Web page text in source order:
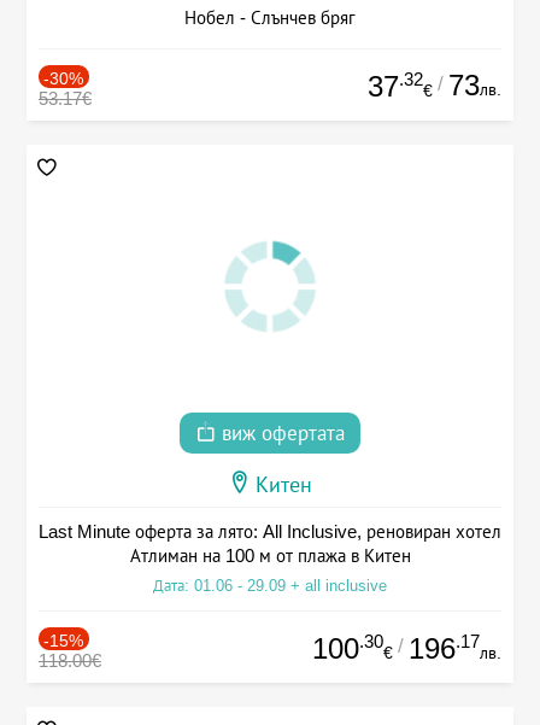
Нобел - Слънчев бряг
-30%
53.17€ 37.32
€ / 73лв.
виж офертата
Китен
Last Minute оферта за лято: All Inclusive, реновиран хотел
Атлиман на 100 м от плажа в Китен
Дата: 01.06 - 29.09 + all inclusive
-15%
118.00€ 100.30
€ / 196.17
лв.